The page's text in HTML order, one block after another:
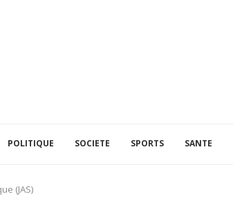
POLITIQUE SOCIETE SPORTS SANTE
(JAS)